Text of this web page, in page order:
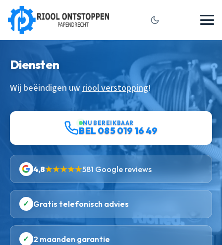
Diensten
Wij beëindigen uw riool verstopping!
NU BEREIKBAAR
BEL 085 019 16 49
4,8★★★★★581 Google reviews
✓ Gratis telefonisch advies
✓ 2 maanden garantie